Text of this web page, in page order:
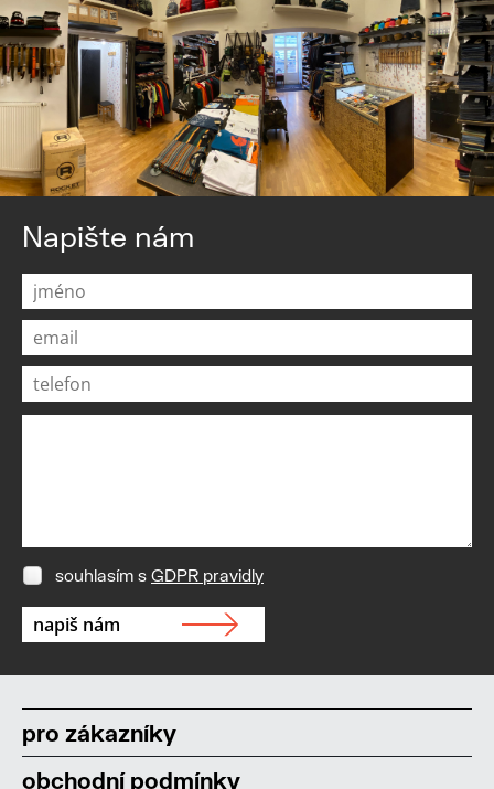
Napište nám
souhlasím s GDPR pravidly
pro zákazníky
obchodní podmínky